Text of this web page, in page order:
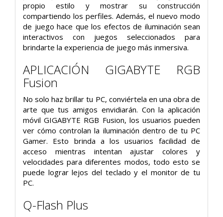
propio estilo y mostrar su construcción
compartiendo los perfiles. Además, el nuevo modo
de juego hace que los efectos de iluminación sean
interactivos con juegos seleccionados para
brindarte la experiencia de juego más inmersiva.
APLICACIÓN GIGABYTE RGB
Fusion
No solo haz brillar tu PC, conviértela en una obra de
arte que tus amigos envidiarán. Con la aplicación
móvil GIGABYTE RGB Fusion, los usuarios pueden
ver cómo controlan la iluminación dentro de tu PC
Gamer. Esto brinda a los usuarios facilidad de
acceso mientras intentan ajustar colores y
velocidades para diferentes modos, todo esto se
puede lograr lejos del teclado y el monitor de tu
PC.
Q-Flash Plus